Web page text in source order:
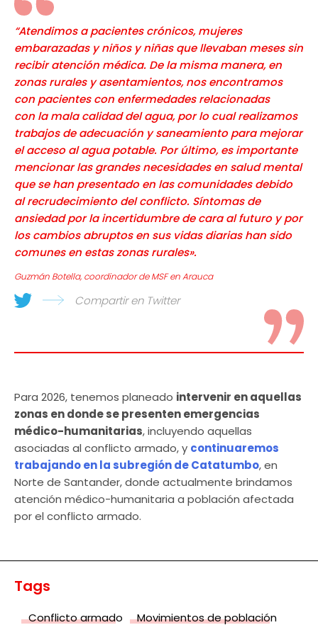
“Atendimos a pacientes crónicos, mujeres
embarazadas y niños y niñas que llevaban meses sin
recibir atención médica. De la misma manera, en
zonas rurales y asentamientos, nos encontramos
con pacientes con enfermedades relacionadas
con la mala calidad del agua, por lo cual realizamos
trabajos de adecuación y saneamiento para mejorar
el acceso al agua potable. Por último, es importante
mencionar las grandes necesidades en salud mental
que se han presentado en las comunidades debido
al recrudecimiento del conflicto. Síntomas de
ansiedad por la incertidumbre de cara al futuro y por
los cambios abruptos en sus vidas diarias han sido
comunes en estas zonas rurales».
Guzmán Botella, coordinador de MSF en Arauca
Compartir en Twitter
Para 2026, tenemos planeado intervenir en aquellas
zonas en donde se presenten emergencias
médico-humanitarias, incluyendo aquellas
asociadas al conflicto armado, y continuaremos
trabajando en la subregión de Catatumbo, en
Norte de Santander, donde actualmente brindamos
atención médico-humanitaria a población afectada
por el conflicto armado.
Tags
Conflicto armado
Movimientos de población